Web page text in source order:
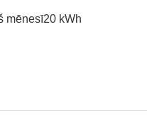
mēnesī20 kWh